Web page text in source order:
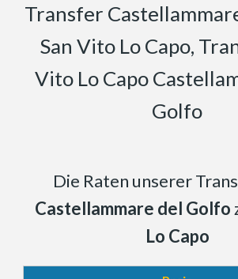
Transfer
San Vito Lo Capo,
Vito Lo Capo
Golfo
Die Raten unserer
Castellammare del Golfo
Lo Capo